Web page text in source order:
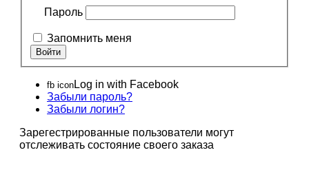
Пароль
Запомнить меня
fb icon Log in with Facebook
Забыли пароль?
Забыли логин?
Зарегестрированные пользователи могут
отслеживать состояние своего заказа